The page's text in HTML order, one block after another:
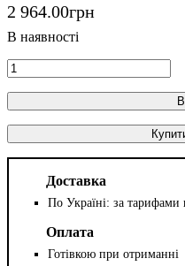
2 964.00грн
Доставка
По Україні: за тарифами
Оплата
Готівкою при отриманні